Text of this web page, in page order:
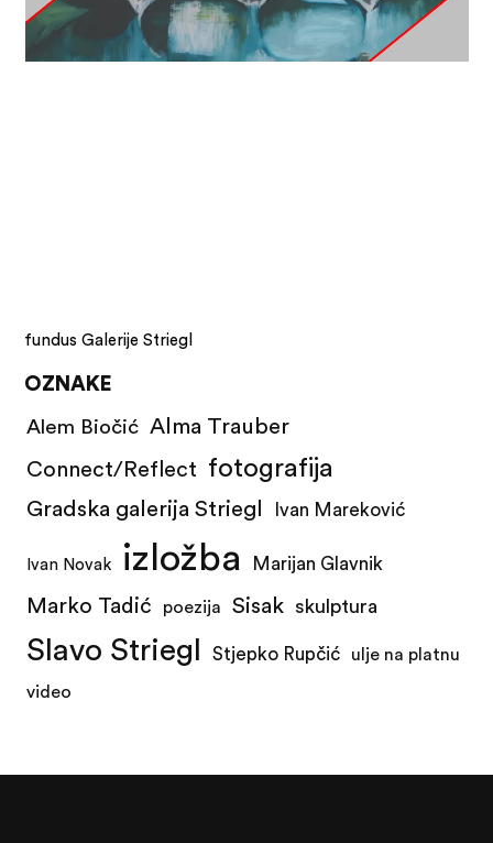
fundus Galerije Striegl
OZNAKE
Alem Biočić Alma Trauber
Connect/Reflect fotografija
Gradska galerija Striegl Ivan Mareković
Ivan Novak izložba Marijan Glavnik
Marko Tadić poezija Sisak skulptura
Slavo Striegl Stjepko Rupčić ulje na platnu
video